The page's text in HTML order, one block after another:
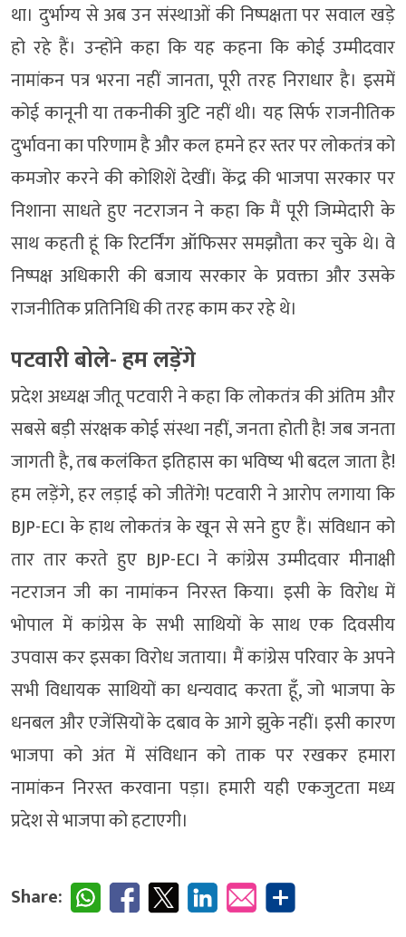
था। दुर्भाग्य से अब उन संस्थाओं की निष्पक्षता पर सवाल खड़े
हो रहे हैं। उन्होंने कहा कि यह कहना कि कोई उम्मीदवार
नामांकन पत्र भरना नहीं जानता, पूरी तरह निराधार है। इसमें
कोई कानूनी या तकनीकी त्रुटि नहीं थी। यह सिर्फ राजनीतिक
दुर्भावना का परिणाम है और कल हमने हर स्तर पर लोकतंत्र को
कमजोर करने की कोशिशें देखीं। केंद्र की भाजपा सरकार पर
निशाना साधते हुए नटराजन ने कहा कि मैं पूरी जिम्मेदारी के
साथ कहती हूं कि रिटर्निंग ऑफिसर समझौता कर चुके थे। वे
निष्पक्ष अधिकारी की बजाय सरकार के प्रवक्ता और उसके
राजनीतिक प्रतिनिधि की तरह काम कर रहे थे।
पटवारी बोले- हम लड़ेंगे
प्रदेश अध्यक्ष जीतू पटवारी ने कहा कि लोकतंत्र की अंतिम और
सबसे बड़ी संरक्षक कोई संस्था नहीं, जनता होती है! जब जनता
जागती है, तब कलंकित इतिहास का भविष्य भी बदल जाता है!
हम लड़ेंगे, हर लड़ाई को जीतेंगे! पटवारी ने आरोप लगाया कि
BJP-ECI के हाथ लोकतंत्र के खून से सने हुए हैं। संविधान को
तार तार करते हुए BJP-ECI ने कांग्रेस उम्मीदवार मीनाक्षी
नटराजन जी का नामांकन निरस्त किया। इसी के विरोध में
भोपाल में कांग्रेस के सभी साथियों के साथ एक दिवसीय
उपवास कर इसका विरोध जताया। मैं कांग्रेस परिवार के अपने
सभी विधायक साथियों का धन्यवाद करता हूँ, जो भाजपा के
धनबल और एजेंसियों के दबाव के आगे झुके नहीं। इसी कारण
भाजपा को अंत में संविधान को ताक पर रखकर हमारा
नामांकन निरस्त करवाना पड़ा। हमारी यही एकजुटता मध्य
प्रदेश से भाजपा को हटाएगी।
Share: